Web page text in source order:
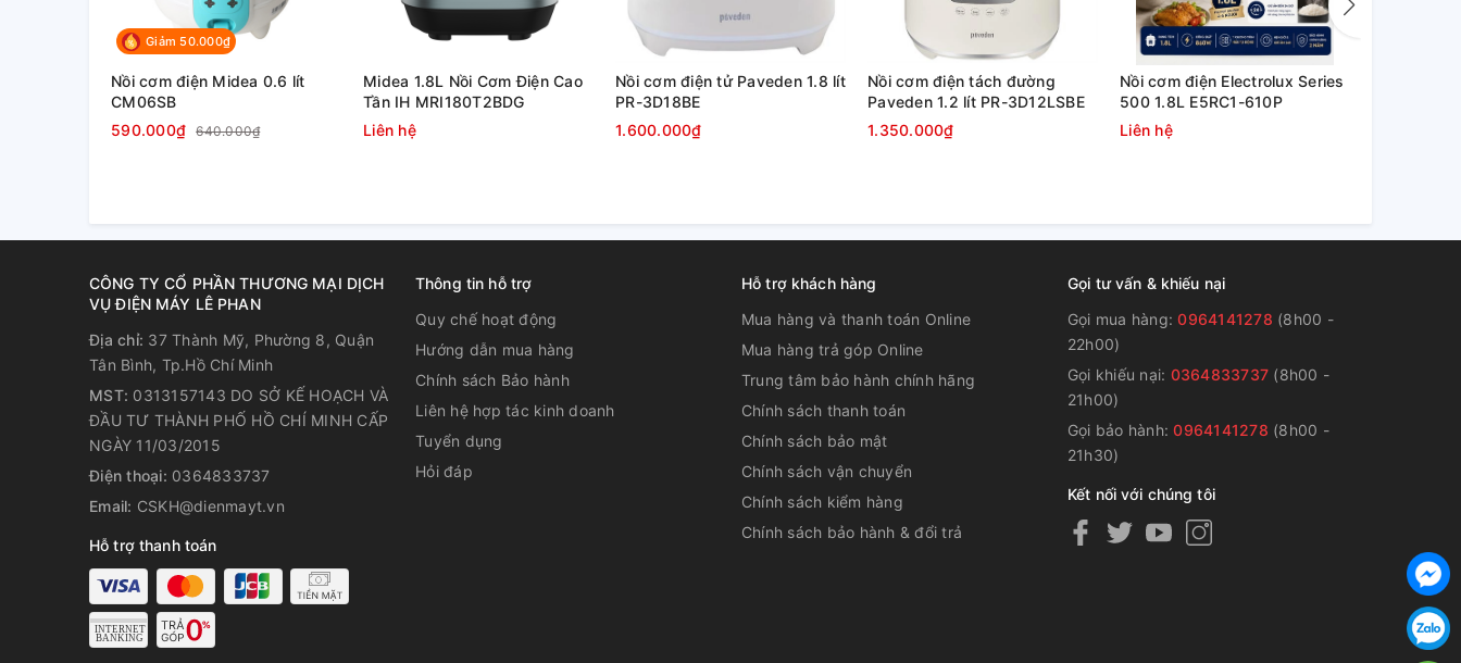
Điều chỉnh, theo dõi chế độ nấu, hâm nóng với 2 nút
Giảm 50.000₫
Nồi cơm điện Midea 0.6 lít
CM06SB
590.000₫
640.000₫
Midea 1.8L Nồi Cơm Điện Cao
Tần IH MRI180T2BDG
Liên hệ
Nồi cơm điện tử Paveden 1.8 lít
PR-3D18BE
1.600.000₫
Nồi cơm điện tách đường
Paveden 1.2 lít PR-3D12LSBE
1.350.000₫
Nồi cơm điện Electrolux Series
500 1.8L E5RC1-610P
Liên hệ
CÔNG TY CỔ PHẦN THƯƠNG MẠI DỊCH
VỤ ĐIỆN MÁY LÊ PHAN
Địa chỉ: 37 Thành Mỹ, Phường 8, Quận
Tân Bình, Tp.Hồ Chí Minh
MST: 0313157143 DO SỞ KẾ HOẠCH VÀ
ĐẦU TƯ THÀNH PHỐ HỒ CHÍ MINH CẤP
NGÀY 11/03/2015
Điện thoại: 0364833737
Email: CSKH@dienmayt.vn
Hỗ trợ thanh toán
Thông tin hỗ trợ
Quy chế hoạt động
Hướng dẫn mua hàng
Chính sách Bảo hành
Liên hệ hợp tác kinh doanh
Tuyển dụng
Hỏi đáp
Hỗ trợ khách hàng
Mua hàng và thanh toán Online
Mua hàng trả góp Online
Trung tâm bảo hành chính hãng
Chính sách thanh toán
Chính sách bảo mật
Chính sách vận chuyển
Chính sách kiểm hàng
Chính sách bảo hành & đổi trả
Gọi tư vấn & khiếu nại
Gọi mua hàng:0964141278 (8h00 -
22h00)
Gọi khiếu nại: 0364833737 (8h00 -
21h00)
Gọi bảo hành:0964141278 (8h00 -
21h30)
Kết nối với chúng tôi